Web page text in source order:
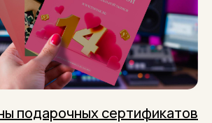
подарочных сертификатов